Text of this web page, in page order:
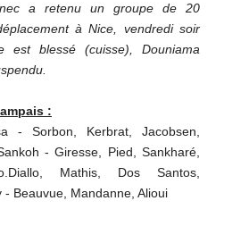
a retenu un groupe de 20
à Nice, vendredi soir
est blessé (cuisse), Douniama
:
- Sorbon, Kerbrat, Jacobsen,
- Giresse, Pied, Sankharé,
Mathis, Dos Santos,
- Beauvue, Mandanne, Alioui